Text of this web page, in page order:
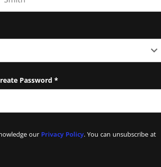
Password *
our Privacy Policy. You can unsubscribe at